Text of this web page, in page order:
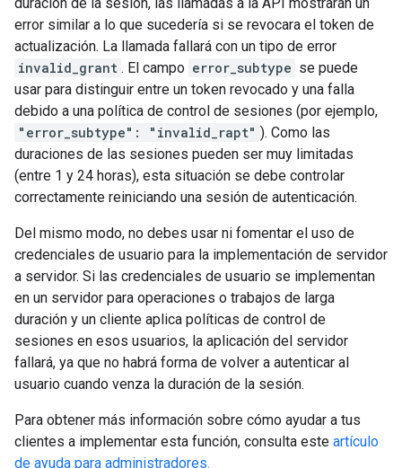
error similar a lo que sucedería si se revocara el token de
actualización. La llamada fallará con un tipo de error
invalid_grant . El campo error_subtype se puede
usar para distinguir entre un token revocado y una falla
debido a una política de control de sesiones (por ejemplo,
"error_subtype": "invalid_rapt" ). Como las
duraciones de las sesiones pueden ser muy limitadas
(entre 1 y 24 horas), esta situación se debe controlar
correctamente reiniciando una sesión de autenticación.
Del mismo modo, no debes usar ni fomentar el uso de
credenciales de usuario para la implementación de servidor
a servidor. Si las credenciales de usuario se implementan
en un servidor para operaciones o trabajos de larga
duración y un cliente aplica políticas de control de
sesiones en esos usuarios, la aplicación del servidor
fallará, ya que no habrá forma de volver a autenticar al
usuario cuando venza la duración de la sesión.
Para obtener más información sobre cómo ayudar a tus
clientes a implementar esta función, consulta este artículo
de ayuda para administradores.